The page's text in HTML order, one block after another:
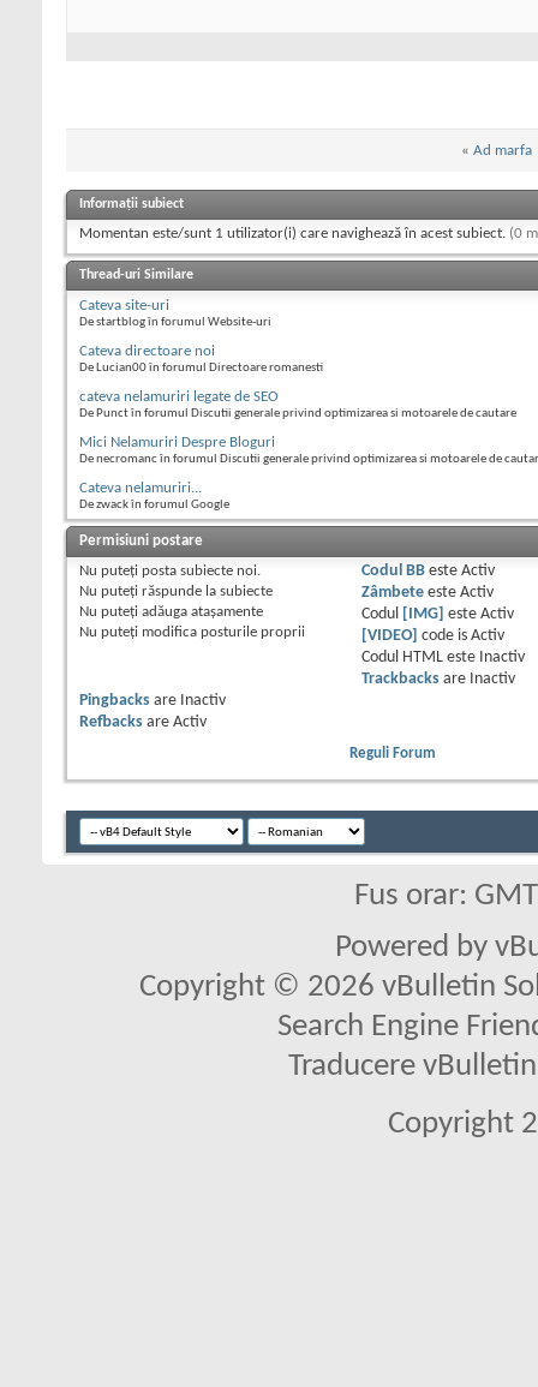
« Ad marfa
Informații subiect
Momentan este/sunt 1 utilizator(i) care navighează în acest subiect. (0
Thread-uri Similare
Cateva site-uri
De startblog în forumul Website-uri
Cateva directoare noi
De Lucian00 în forumul Directoare romanesti
cateva nelamuriri legate de SEO
De Punct în forumul Discutii generale privind optimizarea si motoarele de cautare
Mici Nelamuriri Despre Bloguri
De necromanc în forumul Discutii generale privind optimizarea si motoarele de
Cateva nelamuriri...
De zwack în forumul Google
Permisiuni postare
Nu puteţi posta subiecte noi.
Nu puteţi răspunde la subiecte
Nu puteţi adăuga ataşamente
Nu puteţi modifica posturile proprii
Codul BBeste Activ
Zâmbeteeste Activ
Codul
[IMG] este Activ
[VIDEO]
code is Activ
Codul HTML este
Inactiv
Trackbacksare
Inactiv
Pingbacks are
Inactiv
Refbacks are Activ
Reguli Forum
Fus orar:
Powered by
Copyright © 2026 vBulletin
Search Engine
Traducere
Copyright